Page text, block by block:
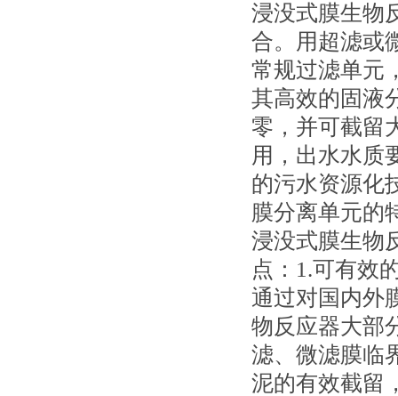
浸没式膜生物
合。用超滤或
常规过滤单元
其高效的固液
零，并可截留
用，出水水质
的污水资源化
膜分离单元的
浸没式膜生物
点：1.可有效
通过对国内外
物反应器大部
滤、微滤膜临
泥的有效截留